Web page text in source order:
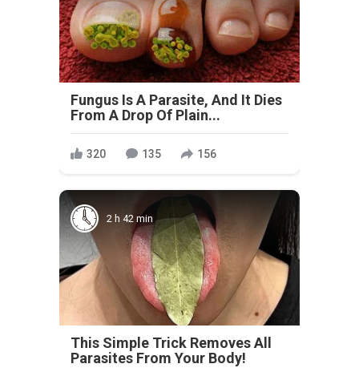
Fungus Is A Parasite, And It Dies
From A Drop Of Plain...
320 135 156
2 h 42 min
This Simple Trick Removes All
Parasites From Your Body!